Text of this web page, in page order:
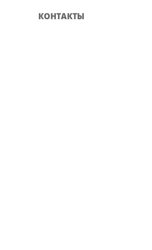
КОНТАКТЫ